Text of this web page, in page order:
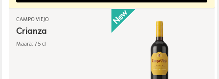
CAMPO VIEJO
Crianza
Määrä: 75 cl